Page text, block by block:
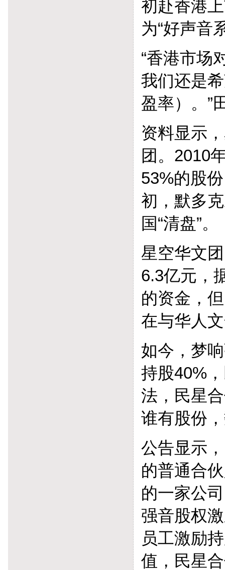
初赴香港
为“好声音
“香港市场
我们还是
盈率）。”
资料显示
团。2010
53%的股
初，默多
国“清盘”。
星空华文
6.3亿元，
的资金，
在与华人
如今，梦
持股40%
法，民星
谁有股份
公告显示
的普通合
的一家公
强音股权
员工激励
值，民星